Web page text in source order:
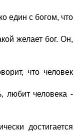
един с богом, что
желает бог. Он,
что человек
любит человека -
достигается